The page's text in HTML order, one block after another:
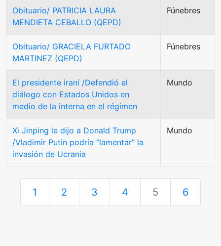
Obituario/ PATRICIA LAURA
MENDIETA CEBALLO (QEPD)
Fúnebres
Obituario/ GRACIELA FURTADO
MARTINEZ (QEPD)
Fúnebres
El presidente iraní /Defendió el
diálogo con Estados Unidos en
medio de la interna en el régimen
Mundo
Xi Jinping le dijo a Donald Trump
/Vladimir Putin podría “lamentar” la
invasión de Ucrania
Mundo
1 2 3 4 5 6